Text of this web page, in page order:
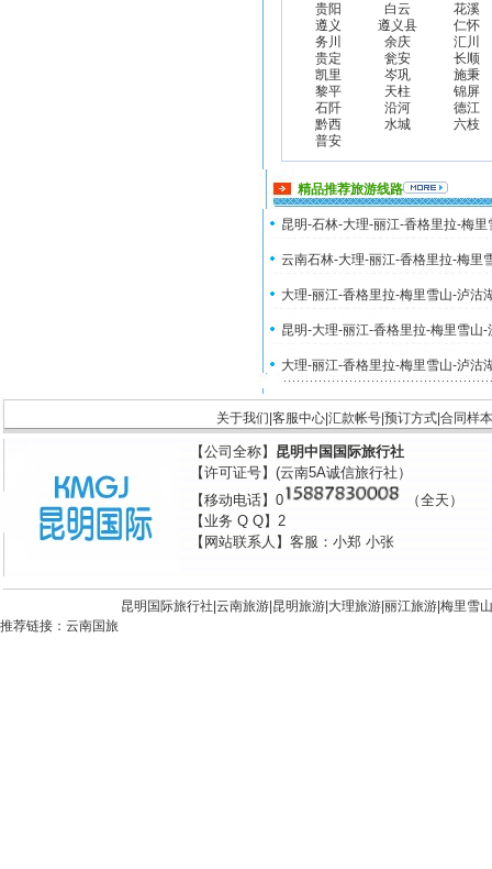
贵阳 白云
花溪
遵义
遵义县
仁怀
务川
余庆
汇川
贵定
瓮安
长顺
凯里
岑巩
施秉
黎平
天柱
锦屏
石阡
沿河
德江
黔西
水城
六枝
普安
精品推荐旅游线路
昆明-石林-大理-丽江-香格里拉-梅
云南石林-大理-丽江-香格里拉-梅里
大理-丽江-香格里拉-梅里雪山-泸沽
昆明-大理-丽江-香格里拉-梅里雪山
大理-丽江-香格里拉-梅里雪山-泸沽
关于我们 客服中心 汇款帐号 预订方式 合同样本
【公司全称】 昆明中国国际旅行社
【许可证号】(云南5A诚信旅行社）
【移动电话】0
（全天）
【业务 Q Q】2
【网站联系人】客服：小郑 小张
昆明国际旅行社| 云南旅游 昆明旅游 大理旅游 丽江旅游 梅里雪山
推荐链接： 云南国旅